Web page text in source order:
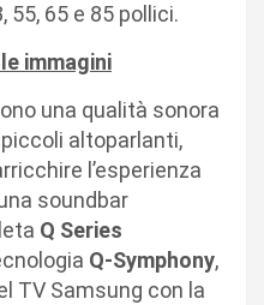
55, 65 e 85 pollici.
immagini
una qualità sonora
altoparlanti,
l’esperienza
soundbar
Q Series
Q-Symphony,
TV Samsung con la